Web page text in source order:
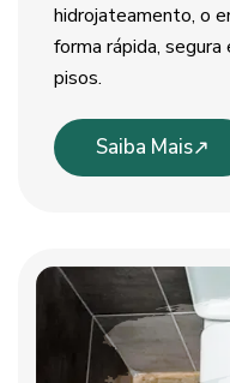
hidrojateamento, o
forma rápida,
pisos.
Saiba Mais